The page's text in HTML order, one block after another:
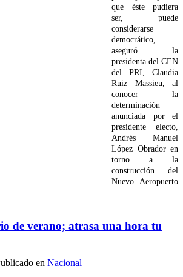
que éste pudiera
ser, puede
considerarse
democrático,
aseguró la
presidenta del CEN
del PRI, Claudia
Ruiz Massieu, al
conocer la
determinación
anunciada por el
presidente electo,
Andrés Manuel
López Obrador en
torno a la
construcción del
Nuevo Aeropuerto
de verano; atrasa una hora tu
en Nacional